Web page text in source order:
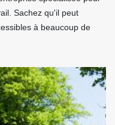
Sachez qu'il peut
à beaucoup de